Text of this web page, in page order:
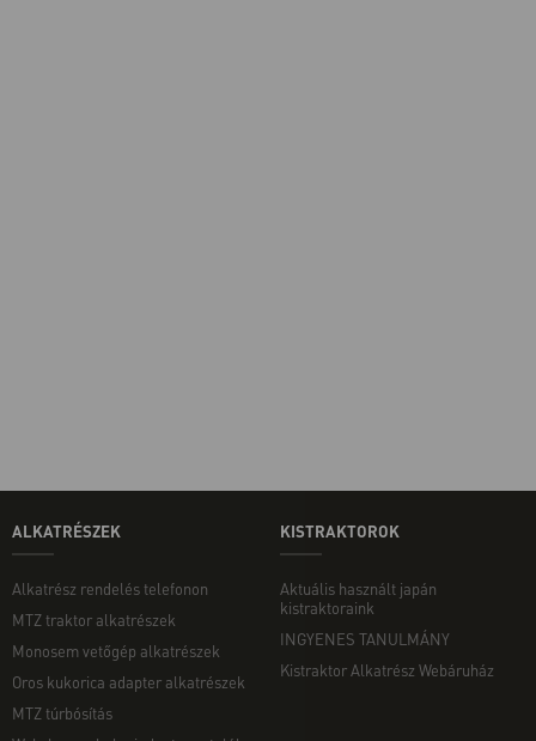
ALKATRÉSZEK
Alkatrész rendelés telefonon
MTZ traktor alkatrészek
Monosem vetőgép alkatrészek
Oros kukorica adapter alkatrészek
MTZ túrbósítás
KISTRAKTOROK
Aktuális használt japán
kistraktoraink
INGYENES TANULMÁNY
Kistraktor Alkatrész Webáruház